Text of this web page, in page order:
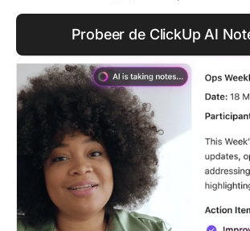
Probeer de ClickUp AI